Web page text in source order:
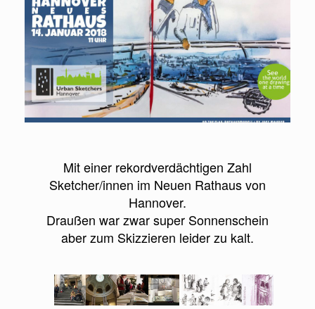
Mit einer rekordverdächtigen Zahl
Sketcher/innen im Neuen Rathaus von
Hannover.
Draußen war zwar super Sonnenschein
aber zum Skizzieren leider zu kalt.